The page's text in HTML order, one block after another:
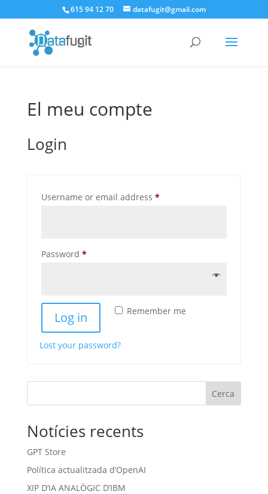
615 94 12 70 datafugit@gmail.com
El meu compte
Login
Username or email address *Required
Password *Required
Remember me
Log in
Lost your password?
Cerca
Notícies recents
GPT Store
Política actualitzada d’OpenAI
XIP D’IA ANALÒGIC D’IBM